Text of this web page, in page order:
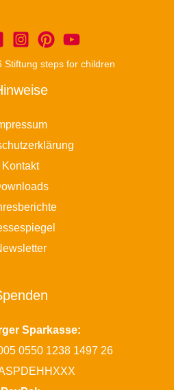
Stiftung steps for children
Kontakt
Sparkasse:
0550 1238 1497 26